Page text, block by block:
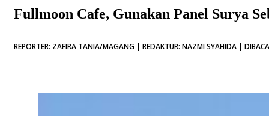
Fullmoon Cafe, Gunakan Panel Surya
REPORTER: ZAFIRA TANIA/MAGANG | REDAKTUR: NAZMI SYAHIDA |